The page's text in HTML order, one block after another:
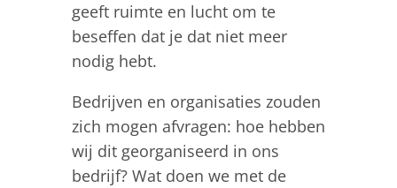
geeft ruimte en lucht om te
beseffen dat je dat niet meer
nodig hebt.
Bedrijven en organisaties zouden
zich mogen afvragen: hoe hebben
wij dit georganiseerd in ons
bedrijf? Wat doen we met de